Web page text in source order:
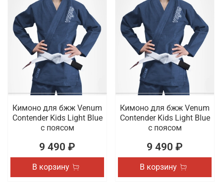
Кимоно для бжж Venum
Contender Kids Light Blue
с поясом
9 490 ₽
В корзину
Кимоно для бжж Venum
Contender Kids Light Blue
с поясом
9 490 ₽
В корзину